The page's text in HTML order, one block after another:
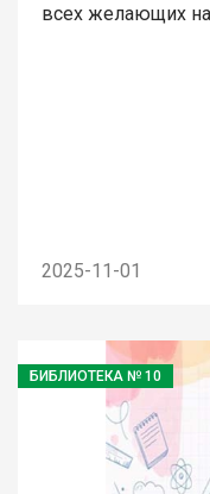
всех желающих на
2025-11-01
БИБЛИОТЕКА № 10